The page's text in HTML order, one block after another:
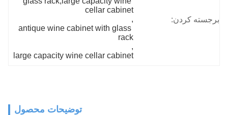
برجسته کردن:
cellar cabinet
,
antique wine cabinet with glass
rack
,
large capacity wine cellar cabinet
توضیحات محصول